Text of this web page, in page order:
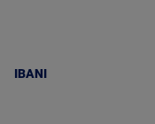
IBANI